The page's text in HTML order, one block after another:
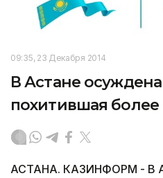
09:35, 23 Декабря 2014
В Астане
похитившая более
АСТАНА. КАЗИНФОРМ - В